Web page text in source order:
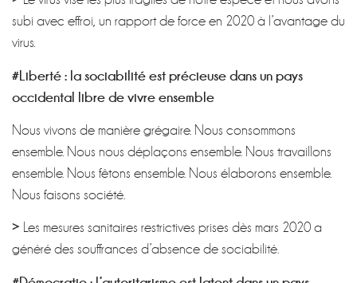
subi avec effroi, un rapport de force en 2020 à l’avantage du
virus.
#Liberté : la sociabilité est précieuse dans un pays
occidental libre de vivre ensemble
Nous vivons de manière grégaire. Nous consommons
ensemble. Nous nous déplaçons ensemble. Nous travaillons
ensemble. Nous fêtons ensemble. Nous élaborons ensemble.
Nous faisons société.
> Les mesures sanitaires restrictives prises dès mars 2020 a
généré des souffrances d’absence de sociabilité.